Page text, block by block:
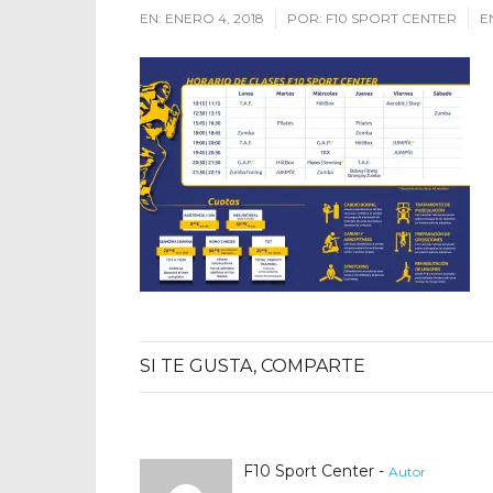
EN: ENERO 4, 2018 POR: F10 SPORT CENTER
SI TE GUSTA, COMPARTE
F10 Sport Center - Autor